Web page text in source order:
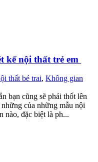
kế nội thất trẻ em
thất bé trai, Không gian
bạn cũng sẽ phải thốt lên
của những mẫu nội
nào, đặc biệt là ph...